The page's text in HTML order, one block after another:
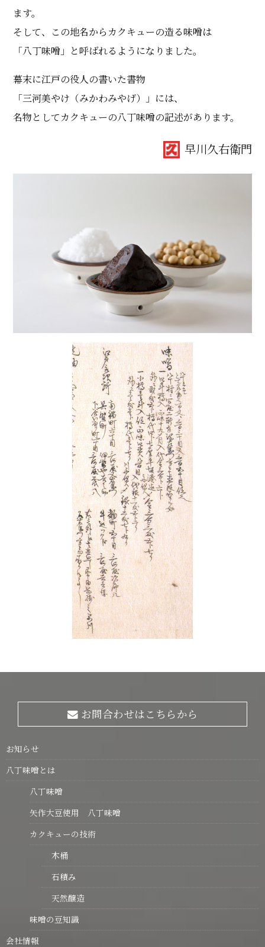
ます。
そして、この地名からカクキューの造る味噌は
「八丁味噌」と呼ばれるようになりました。
幕末に江戸の役人の書いた書物
「三河美やけ（みかわみやげ）」には、
名物としてカクキューの八丁味噌の記述があります。
早川久右衛門
お問合わせはこちらから
お知らせ
八丁味噌とは
八丁味噌
矢作大豆使用 八丁味噌
カクキューの技術
木桶
石積み
天然醸造
味噌の豆知識
会社情報